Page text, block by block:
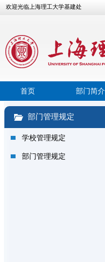
欢迎光临上海理工大学基建处
首页 部门简介
部门管理规定
学校管理规定
部门管理规定